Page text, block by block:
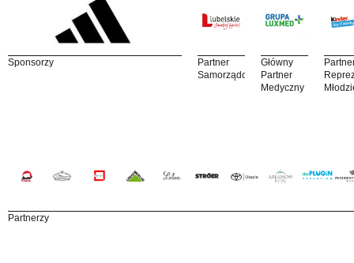
Sponsorzy
Partner
Samorządowy
Główny
Partner
Medyczny
Partnerzy